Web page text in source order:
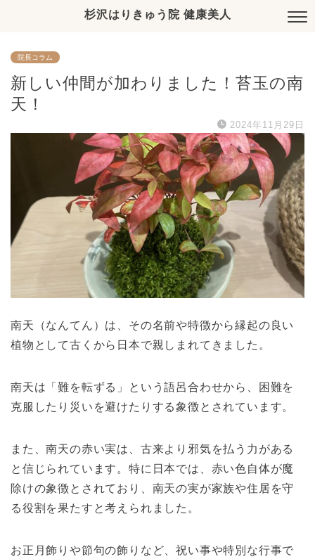
杉沢はりきゅう院 健康美人
院長コラム
新しい仲間が加わりました！苔玉の南
天！
2024年11月29日
南天（なんてん）は、その名前や特徴から縁起の良い
植物として古くから日本で親しまれてきました。
南天は「難を転ずる」という語呂合わせから、困難を
克服したり災いを避けたりする象徴とされています。
また、南天の赤い実は、古来より邪気を払う力がある
と信じられています。特に日本では、赤い色自体が魔
除けの象徴とされており、南天の実が家族や住居を守
る役割を果たすと考えられました。
お正月飾りや節句の飾りなど、祝い事や特別な行事で